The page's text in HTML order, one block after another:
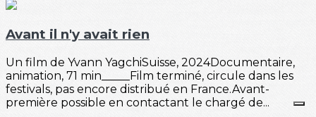
Avant il n'y avait rien
Un film de Yvann YagchiSuisse, 2024Documentaire,
animation, 71 min_____Film terminé, circule dans les
festivals, pas encore distribué en France.Avant-
première possible en contactant le chargé de...